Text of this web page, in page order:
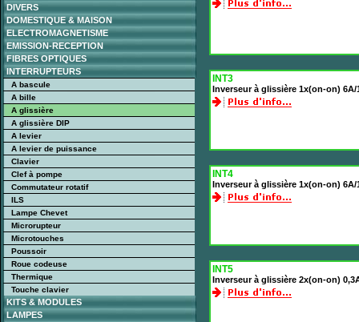
DIVERS
DOMESTIQUE & MAISON
ELECTROMAGNETISME
EMISSION-RECEPTION
FIBRES OPTIQUES
INTERRUPTEURS
A bascule
A bille
A glissière
A glissière DIP
A levier
A levier de puissance
Clavier
Clef à pompe
Commutateur rotatif
ILS
Lampe Chevet
Microrupteur
Microtouches
Poussoir
Roue codeuse
Thermique
Touche clavier
KITS & MODULES
LAMPES
INT3
Inverseur à glissière 1x(on-on) 6A/
INT4
Inverseur à glissière 1x(on-on) 6A/
INT5
Inverseur à glissière 2x(on-on)